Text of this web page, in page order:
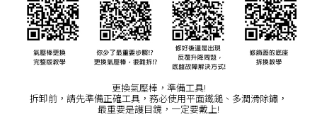
更換氣壓棒，準備工具!
拆卸前，請先準備正確工具，務必使用平面鐵鎚、多潤滑除鏽，
最重要是護目鏡，一定要戴上!